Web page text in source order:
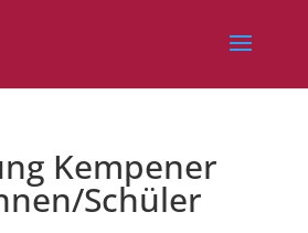
Kempener
Schüler